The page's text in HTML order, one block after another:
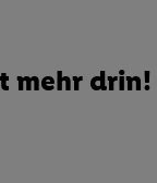
mehr drin!